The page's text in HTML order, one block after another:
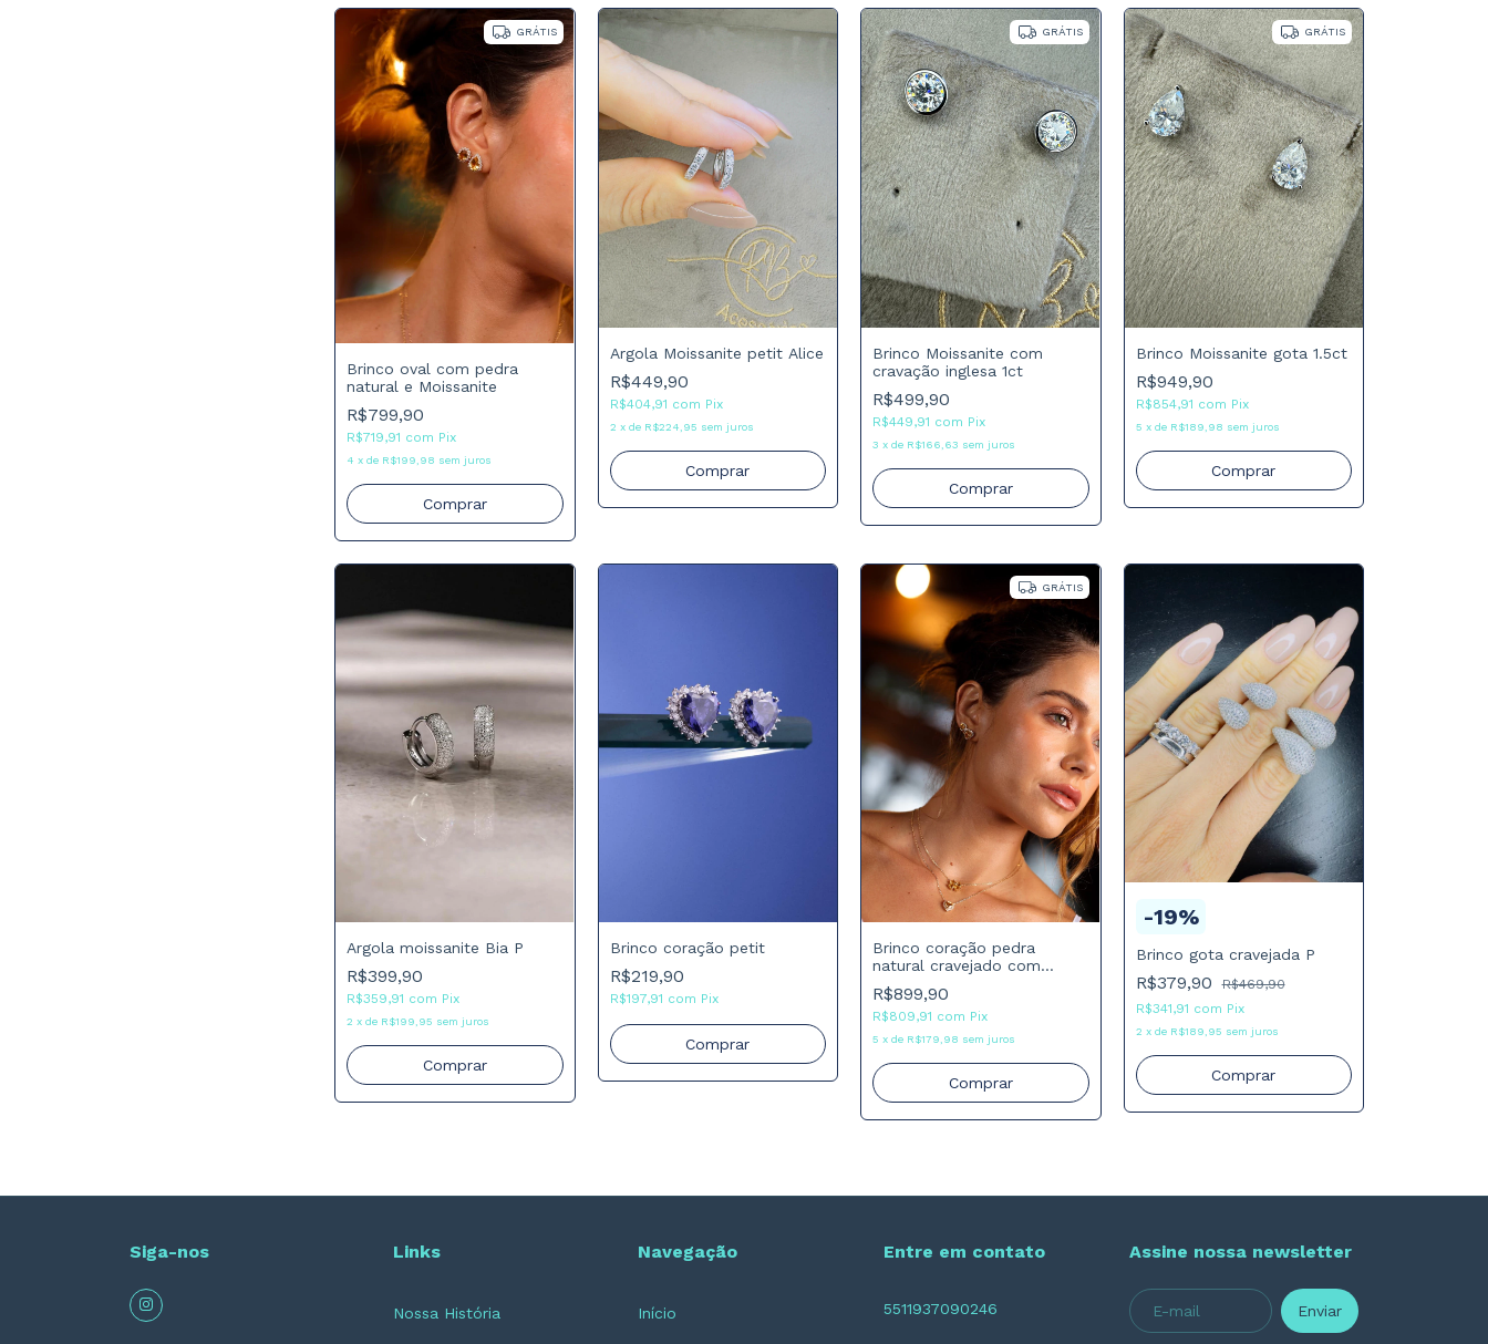
GRÁTIS
Brinco oval com pedra
natural e Moissanite
R$799,90
R$719,91 com Pix
4 x de R$199,98 sem juros
Comprar
Argola Moissanite petit Alice
R$449,90
R$404,91 com Pix
2 x de R$224,95 sem juros
Comprar
GRÁTIS
Brinco Moissanite com
cravação inglesa 1ct
R$499,90
R$449,91 com Pix
3 x de R$166,63 sem juros
Comprar
GRÁTIS
Brinco Moissanite gota 1.5ct
R$949,90
R$854,91 com Pix
5 x de R$189,98 sem juros
Comprar
Argola moissanite Bia P
R$399,90
R$359,91 com Pix
2 x de R$199,95 sem juros
Comprar
Brinco coração petit
R$219,90
R$197,91 com Pix
Comprar
GRÁTIS
Brinco coração pedra
natural cravejado com
moissanite
R$899,90
R$809,91 com Pix
5 x de R$179,98 sem juros
Comprar
-19%
Brinco gota cravejada P
R$379,90
R$469,90
R$341,91 com Pix
2 x de R$189,95 sem juros
Comprar
Siga-nos Links
Nossa História
Navegação
Início
Entre em contato
5511937090246
Assine nossa newsletter